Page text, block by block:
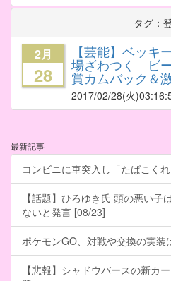
タグ：
2月
28
【芸能】ベッキ
場ざわつく ビ
賞カムバック＆
2017/02/28(火
最新記事
コンビニに車突入し「たばこく
【話題】ひろゆき氏 頭の悪い
ないと発言 [08/23]
ポケモンGO、対戦や交換の実装
【悲報】シャドウバースの新カ